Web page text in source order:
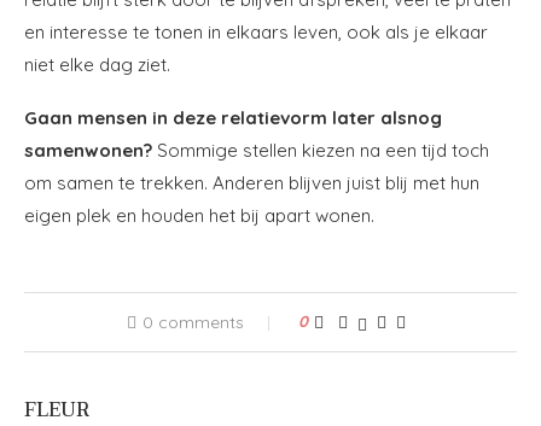
en interesse te tonen in elkaars leven, ook als je elkaar
niet elke dag ziet.
Gaan mensen in deze relatievorm later alsnog
samenwonen? Sommige stellen kiezen na een tijd toch
om samen te trekken. Anderen blijven juist blij met hun
eigen plek en houden het bij apart wonen.
0 comments 0
FLEUR